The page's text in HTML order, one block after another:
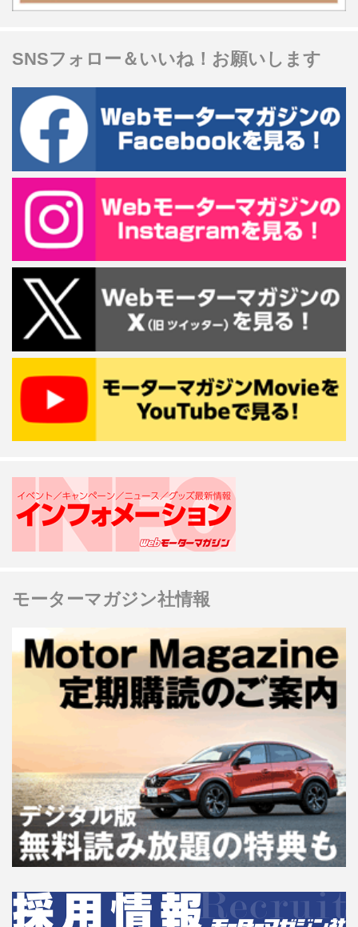
SNSフォロー＆いいね！お願いします
モーターマガジン社情報